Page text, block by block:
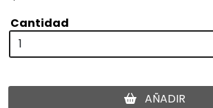
Cantidad
AÑADIR